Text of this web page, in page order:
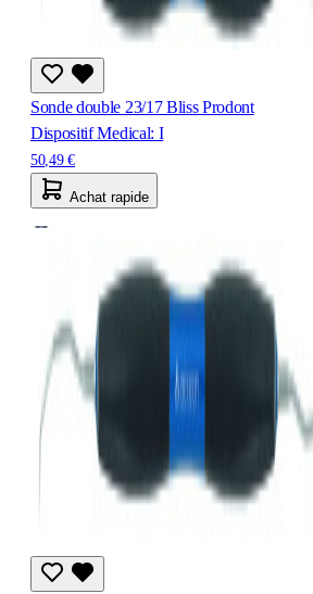
Sonde double 23/17 Bliss Prodont
Dispositif Medical: I
50,49 €
Achat rapide